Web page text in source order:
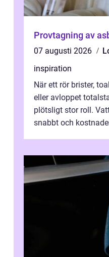
Provtagning av
07 augusti 2026
inspiration
När ett rör brister,
eller avloppet
plötsligt stor roll.
snabbt och